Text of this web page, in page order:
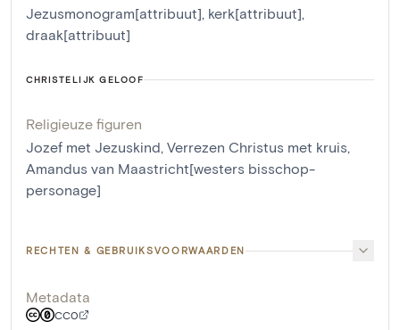
Jezusmonogram[attribuut], kerk[attribuut],
draak[attribuut]
CHRISTELIJK GELOOF
Religieuze figuren
Jozef met Jezuskind, Verrezen Christus met kruis,
Amandus van Maastricht[westers bisschop-
personage]
RECHTEN & GEBRUIKSVOORWAARDEN
Metadata
CC0